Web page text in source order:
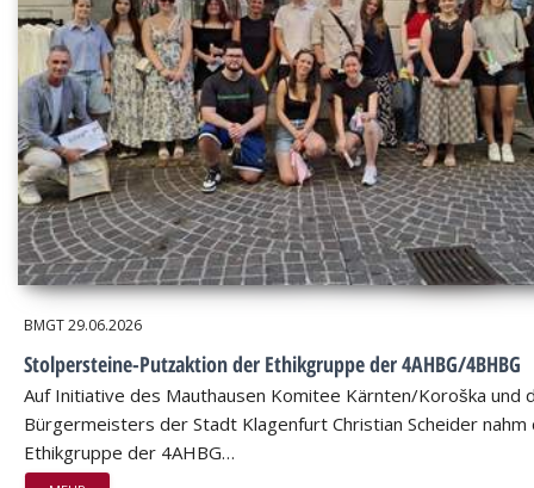
BMGT29.06.2026
Stolpersteine-Putzaktion der Ethikgruppe der 4AHBG/4BHBG
Auf Initiative des Mauthausen Komitee Kärnten/Koroška und
Bürgermeisters der Stadt Klagenfurt Christian Scheider nahm
Ethikgruppe der 4AHBG…